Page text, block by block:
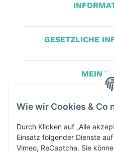
GESETZLICHE
MEIN
Herbis
4982
Wie wir Cookies & Co
Durch Klicken auf „Alle
Einsatz folgender Dienste
Vimeo, ReCaptcha. Sie